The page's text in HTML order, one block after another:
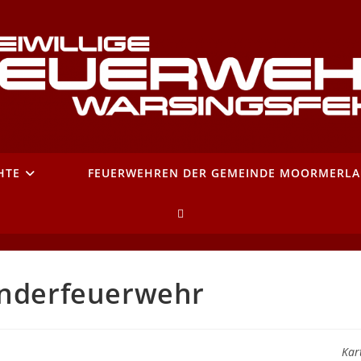
FEUERWEHREN DER GEMEINDE
WEBSITE-
SUCHE
UMSCHALTEN